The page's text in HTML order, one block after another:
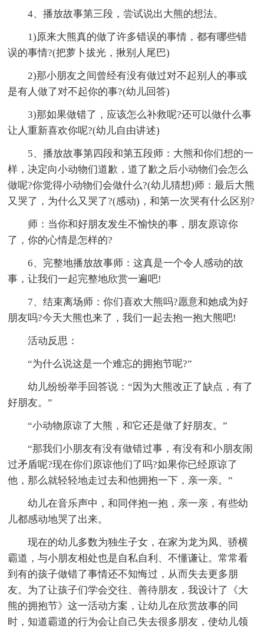
4、播放故事第三段，尝试说出大熊的想法。
1)原来大熊真的做了许多错误的事情，都有哪些错
误的事情?(把萝卜拔光，揪别人尾巴)
2)那小朋友之间曾经有没有做过对不起别人的事或
是有人做了对不起你的事?(幼儿回答)
3)那如果做错了，应该怎么补救呢?还可以做什么事
让人重新喜欢你呢?(幼儿自由讲述)
5、播放故事第四段和第五段师：大熊和你们想的一
样，决定向小动物们道歉，道了歉之后小动物们会怎么
做呢?你觉得小动物们会做什么?(幼儿猜想)师：最后大熊
又哭了，为什么又哭了?(感动)，和第一次哭有什么区别?
师：当你和好朋友发生不愉快的事，朋友原谅你
了，你的心情是怎样的?
6、完整地播放故事师：这真是一个令人感动的故
事，让我们一起完整地欣赏一遍吧!
7、结束离场师：你们喜欢大熊吗?愿意和她成为好
朋友吗?今天大熊也来了，我们一起去抱一抱大熊吧!
活动反思：
“为什么说这是一个难忘的拥抱节呢?”
幼儿纷纷举手回答说：“因为大熊改正了缺点，有了
好朋友。”
“小动物原谅了大熊，和它还是做了好朋友。”
“那我们小朋友有没有做错过事，有没有和小朋友闹
过矛盾呢?现在你们原谅他们了吗?如果你已经原谅了
他，那么就轻轻地走过去和他拥抱一下，亲一亲。”
幼儿在音乐声中，和同伴抱一抱，亲一亲，有些幼
儿都感动地哭了出来。
现在的幼儿多数为独生子女，在家为龙为凤、骄横
霸道，与小朋友相处也是自私自利、不懂谦让。常常看
到有的孩子做错了事情还不知悔过，从而失去更多朋
友。为了让孩子们学会交往、善待朋友，我设计了《大
熊的拥抱节》这一活动方案，让幼儿在欣赏故事的同
时，知道霸道的行为会让自己失去很多朋友，使幼儿领